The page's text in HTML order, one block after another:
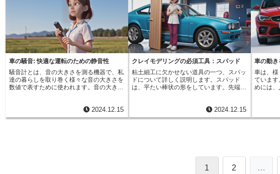
ていない道でも快適に走れるように、足回
りを強化したりといった工夫がされていま
す。このように、仕様差部位は様々です。
しかも、仕様差が生じる理由は、交通ルー
ルや気候といった自然環境の違いだけでな
く、文化や生活習慣の違いも関係していま
す。例えば、好まれる車の大きさや色、内
装のデザインなども、国によって様々で
す。世界中のお客様の様々なニーズや好み
に合わせて車を造るために、仕様差部位へ
の配慮は欠かせません。自動車メーカー
は、それぞれの国や地域で快適に車を利用
指針となるのです。この計画を適切に管理
することで、開発目標を達成し、高品質な
車を予定通りに市場へ投入することが可能
になります。この文章では、車の開発計画
について、その重要性と具体的な内容を詳
しく説明していきます。
美しい輝
す。ま
す。空気
ために
る必要が
動車のデ
要素で
とで、美
るのです
ンジンが動けば振動が生まれ、タイヤが路
面を転がれば振動が生まれ、風を切っても
振動が生まれます。これらの振動は、大き
さやリズムが様々です。小さな振動もあれ
ば、大きな振動もあります。規則正しいリ
ズムの振動もあれば、不規則なリズムの振
動もあります。これらの様々な振動が、乗
り心地や安全に大きな影響を与えます。例
っている人を疲れさせます。また、大きな
振動は部品の寿命を縮めたり、最悪の場
合、事故につながることもあります。そこ
分析し、振動による悪影響をできるだけ少
なくする工夫を凝らしています。そのため
の重要な道具の一つが「周波数の一覧表」
様々な速度や角度で衝突させ、その時の車
体の変形や乗員の動きなどを計測します。
高速撮影カメラやセンサーなどを用いて、
衝突の瞬間を克明に記録し、そのデータを
基に解析を行います。この実験は費用と時
間がかかるため、限られた回数しか行うこ
とができません。一方、計算機を使う模擬
実験では、様々な条件下での衝突を何度も
質、衝突の角度や速度などを細かく設定
し、衝突時の車体の変形や乗員の動きを予
測します。この方法は、実験に比べて費用
条件での衝突を検証し、より安全な車の設
計に役立てることができます。衝突解析
は、車の開発において大変重要な役割を担
の重要性はさらに高まっています。自動運
転車は、人間のように危険を察知して避け
ことです
行う試
の主な目
する際
りと把握
問題点
ってか
ことがで
能や耐
題が見
ができ
問題が
必要が
開発期
素材を
とで、
車の騒音: 快適な運転のための静音性
騒音計とは、音の大きさを測る機器で、私
達の暮らしを取り巻く様々な音の大きさを
数値で表すために使われます。音の大きさ
強さの振動でも異なる大きさに感じます。
例えば、低い音は同じ強さでも高い音より
2024.12.15
クレイモデリングの必須工具：スパッド
粘土細工に欠かせない道具の一つ、スパッ
ドについて詳しく説明します。スパッド
は、平たい棒状の形をしています。先端に
いるものから、少し丸みを帯びたものまで
様々な種類があります。材質も様々で、金
することができます。また、スパッドの先
2024.12.15
車の動
車は、
ていま
めには、
という
ありま
数が出
1 2 …